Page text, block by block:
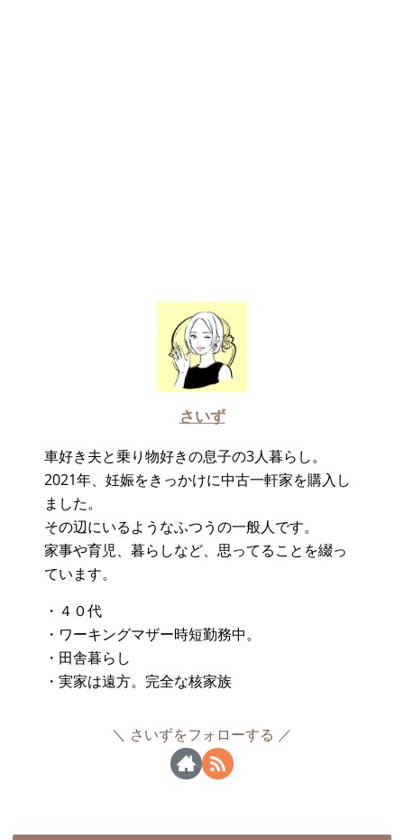
さいず
車好き夫と乗り物好きの息子の3人暮らし。
2021年、妊娠をきっかけに中古一軒家を購入し
ました。
その辺にいるようなふつうの一般人です。
家事や育児、暮らしなど、思ってることを綴っ
ています。
・４０代
・ワーキングマザー時短勤務中。
・田舎暮らし
・実家は遠方。完全な核家族
さいずをフォローする